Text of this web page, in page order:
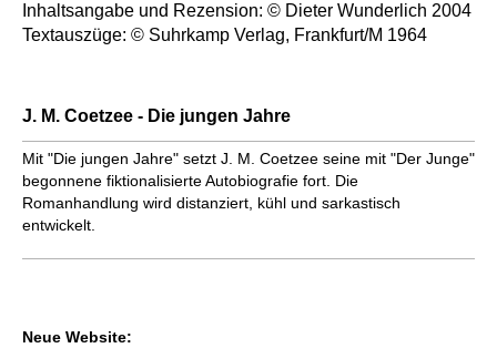
Inhaltsangabe und Rezension: © Dieter Wunderlich 2004
Textauszüge: © Suhrkamp Verlag, Frankfurt/M 1964
J. M. Coetzee - Die jungen Jahre
Mit "Die jungen Jahre" setzt J. M. Coetzee seine mit "Der Junge"
begonnene fiktionalisierte Autobiografie fort. Die
Romanhandlung wird distanziert, kühl und sarkastisch
entwickelt.
Neue Website: